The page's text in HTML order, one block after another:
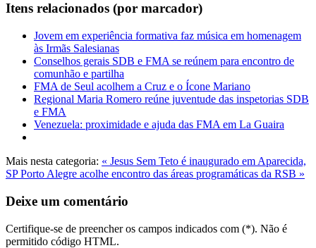
Itens relacionados (por marcador)
Jovem em experiência formativa faz música em homenagem
às Irmãs Salesianas
Conselhos gerais SDB e FMA se reúnem para encontro de
comunhão e partilha
FMA de Seul acolhem a Cruz e o Ícone Mariano
Regional Maria Romero reúne juventude das inspetorias SDB
e FMA
Venezuela: proximidade e ajuda das FMA em La Guaira
Mais nesta categoria: « Jesus Sem Teto é inaugurado em Aparecida,
SPPorto Alegre acolhe encontro das áreas programáticas da RSB »
Deixe um comentário
Certifique-se de preencher os campos indicados com (*). Não é
permitido código HTML.